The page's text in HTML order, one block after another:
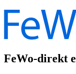
FeWo-direkt